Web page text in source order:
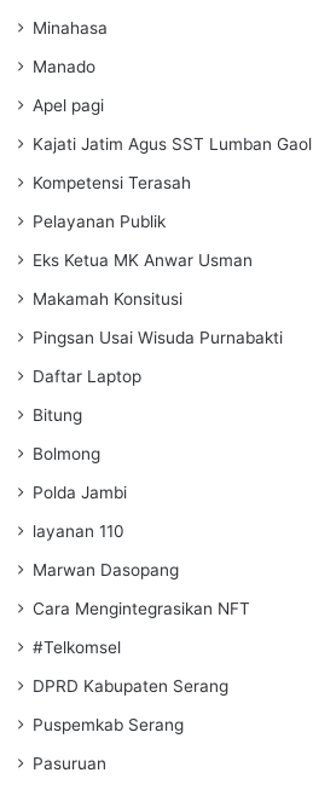
Minahasa
Manado
Apel pagi
Kajati Jatim Agus SST Lumban Gaol
Kompetensi Terasah
Pelayanan Publik
Eks Ketua MK Anwar Usman
Makamah Konsitusi
Pingsan Usai Wisuda Purnabakti
Daftar Laptop
Bitung
Bolmong
Polda Jambi
layanan 110
Marwan Dasopang
Cara Mengintegrasikan NFT
#Telkomsel
DPRD Kabupaten Serang
Puspemkab Serang
Pasuruan